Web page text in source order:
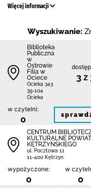
Więcej informacji
Wyszukiwanie:
Biblioteka
Publiczna
w
Ostrowie
Filia w
Ociece
Ocieka 343
39-104
Ocieka
3 z
w czytelni:
0
CENTRUM
KULTURALNE
KĘTRZYŃSKIEGO
ul. Pocztowa 11
11-400 Kętrzyn
wypożyczone:
0
w
0